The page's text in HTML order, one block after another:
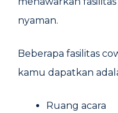
nyaman.
Beberapa fasilitas
kamu dapatkan
Ruang acara